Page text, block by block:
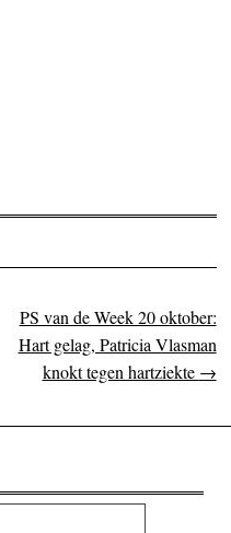
PS van de Week 20 oktober:
Hart gelag, Patricia Vlasman
knokt tegen hartziekte →